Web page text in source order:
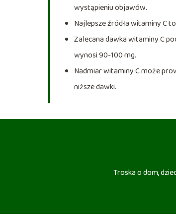
wystąpieniu objawów.
Najlepsze źródła witaminy C
Zalecana dawka witaminy C
wynosi 90-100 mg.
Nadmiar witaminy C może
niższe dawki.
Troska o dom,